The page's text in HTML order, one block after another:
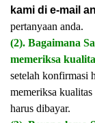
kami di e-mail
pertanyaan anda.
(2). Bagaimana
memeriksa
setelah konfirmasi
memeriksa kualitas
harus dibayar.